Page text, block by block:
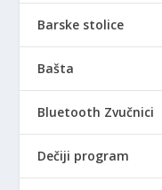
Barske stolice
Bašta
Bluetooth Zvučnici
Dečiji program